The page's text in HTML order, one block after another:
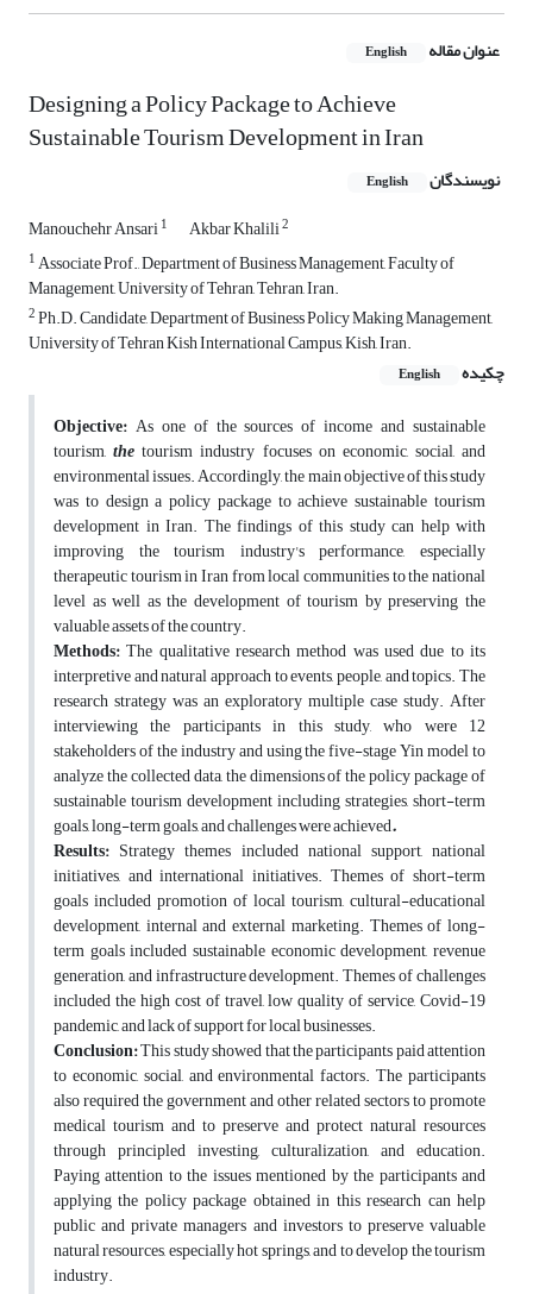
عنوان مقاله English
Designing a Policy Package to Achieve
Sustainable Tourism Development in Iran
نویسندگان English
Manouchehr Ansari1 Akbar Khalili2
1Associate Prof., Department of Business Management, Faculty of
Management, University of Tehran, Tehran, Iran.
2Ph.D. Candidate, Department of Business Policy Making Management,
University of Tehran Kish International Campus, Kish, Iran.
چکیده
English
Objective: As one of the sources of income and sustainable
tourism,the tourism industry focuses on economic, social, and
environmental issues. Accordingly, the main objective of this study
was to design a policy package to achieve sustainable tourism
development in Iran. The findings of this study can help with
improving the tourism industry's performance, especially
therapeutic tourism in Iran from local communities to the national
level as well as the development of tourism by preserving the
valuable assets of the country.
Methods:The qualitative research method was used due to its
interpretive and natural approach to events, people, and topics. The
research strategy was an exploratory multiple case study. After
interviewing the participants in this study, who were 12
stakeholders of the industry and using the five-stage Yin model to
analyze the collected data, the dimensions of the policy package of
sustainable tourism development including strategies, short-term
goals, long-term goals, and challenges were achieved.
Results: Strategy themes included national support, national
initiatives, and international initiatives. Themes of short-term
goals included promotion of local tourism, cultural-educational
development, internal and external marketing. Themes of long-
term goals included sustainable economic development, revenue
generation, and infrastructure development. Themes of challenges
included the high cost of travel, low quality of service, Covid-19
pandemic, and lack of support for local businesses.
Conclusion:This study showed that the participants paid attention
to economic, social, and environmental factors. The participants
also required the government and other related sectors to promote
medical tourism and to preserve and protect natural resources
through principled investing, culturalization, and education.
Paying attention to the issues mentioned by the participants and
applying the policy package obtained in this research can help
public and private managers and investors to preserve valuable
natural resources, especially hot springs, and to develop the tourism
industry.